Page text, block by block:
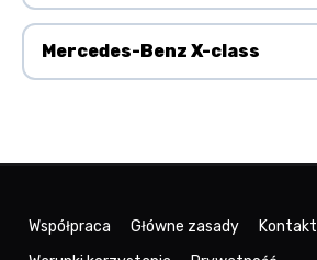
Mercedes-Benz X-class
Współpraca Główne zasady Kontakt